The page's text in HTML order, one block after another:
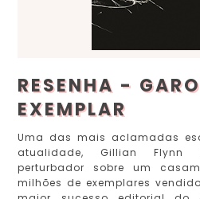
RESENHA -
EXEMPLAR
Uma das mais aclamadas
atualidade, Gillian Flynn
perturbador sobre um
milhões de exemplares